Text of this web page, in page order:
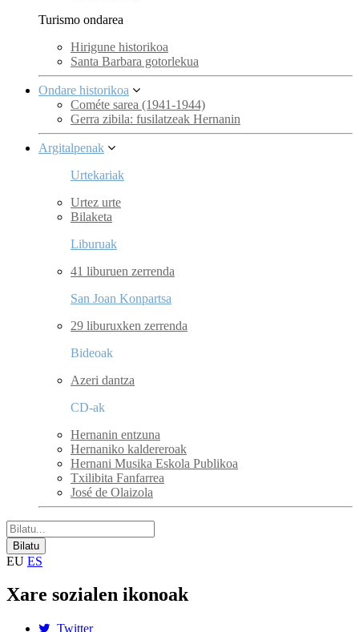
Turismo ondarea
Hirigune historikoa
Santa Barbara gotorlekua
Ondare historikoa
Cométe sarea (1941-1944)
Gerra zibila: fusilatzeak Hernanin
Argitalpenak
Urtekariak
Urtez urte
Bilaketa
Liburuak
41 liburuen zerrenda
San Joan Konpartsa
29 liburuxken zerrenda
Bideoak
Azeri dantza
CD-ak
Hernanin entzuna
Hernaniko kaldereroak
Hernani Musika Eskola Publikoa
Txilibita Fanfarrea
José de Olaizola
EU ES
Xare sozialen ikonoak
Twitter